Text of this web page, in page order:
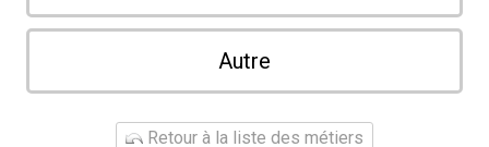
Autre
Retour à la liste des métiers